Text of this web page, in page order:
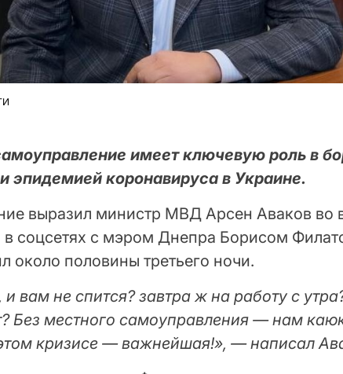
имеет ключевую роль в
эпидемией коронавируса в Украине.
выразил министр МВД Арсен Аваков во
в соцсетях с мэром Днепра Борисом
около половины третьего ночи.
и вам не спится? завтра ж на работу с
Без местного самоуправления — нам
кризисе — важнейшая!», — написал